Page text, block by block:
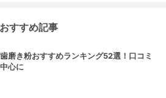
すすめ記事
磨き粉おすすめランキング52選！口コミ
心に